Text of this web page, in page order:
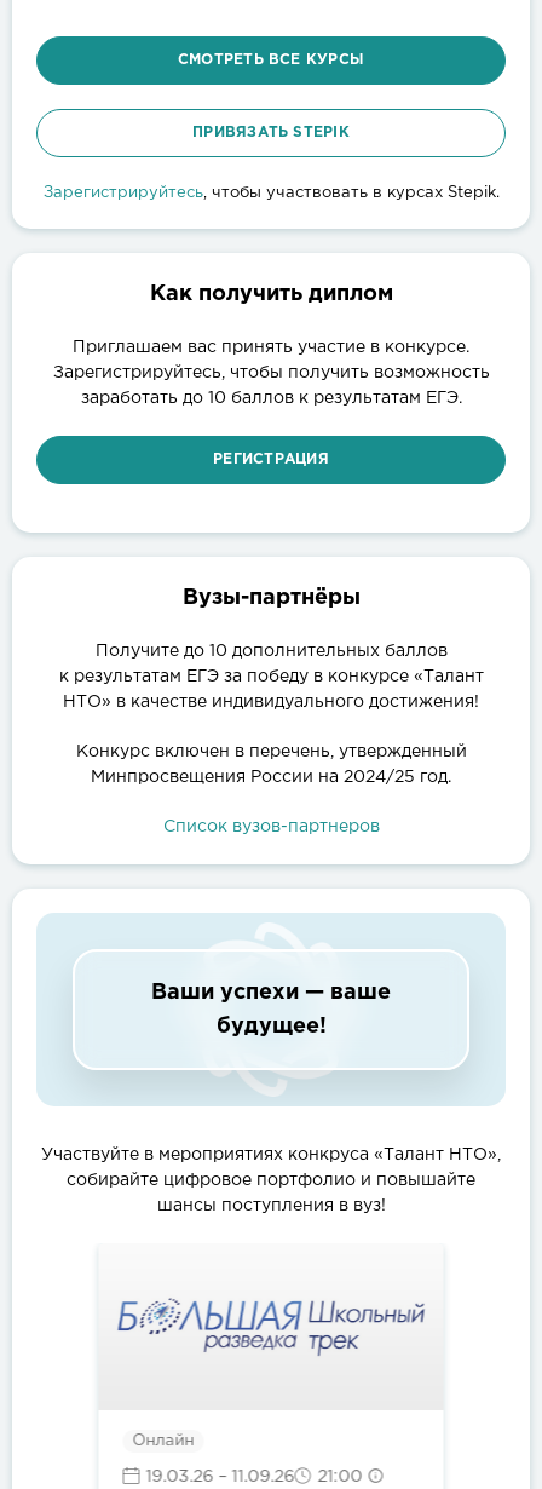
СМОТРЕТЬ ВСЕ КУРСЫ
ПРИВЯЗАТЬ STEPIK
Зарегистрируйтесь, чтобы участвовать в курсах Stepik.
Как получить диплом
Приглашаем вас принять участие в конкурсе.
Зарегистрируйтесь, чтобы получить возможность
заработать до 10 баллов к результатам ЕГЭ.
РЕГИСТРАЦИЯ
Вузы-партнёры
Получите до 10 дополнительных баллов
к результатам ЕГЭ за победу в конкурсе «Талант
НТО» в качестве индивидуального достижения!
Конкурс включен в перечень, утвержденный
Минпросвещения России на 2024/25 год.
Список вузов-партнеров
Ваши успехи — ваше
будущее!
Участвуйте в мероприятиях конкруса «Талант НТО»,
собирайте цифровое портфолио и повышайте
шансы поступления в вуз!
Онлайн
19.03.26 – 11.09.26 21:00